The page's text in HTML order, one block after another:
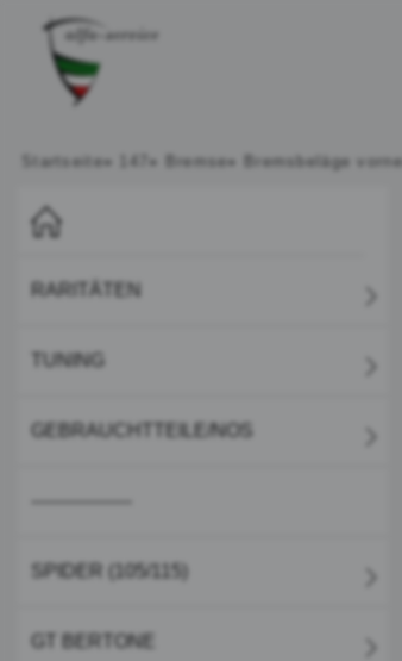
Startseite» » Bremse» Bremsbeläge vorne
RARITÄTEN
TUNING
GEBRAUCHTTEILE/NOS
SPIDER (105/115)
GT BERTONE